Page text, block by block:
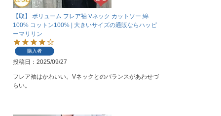
【取】 ボリューム フレア袖 Vネック カットソー 綿
100% コットン100% | 大きいサイズの通販ならハッピ
ーマリリン
購入者
投稿日 2025/09/27
フレア袖はかわいい。Vネックとのバランスがあわせづ
らい。